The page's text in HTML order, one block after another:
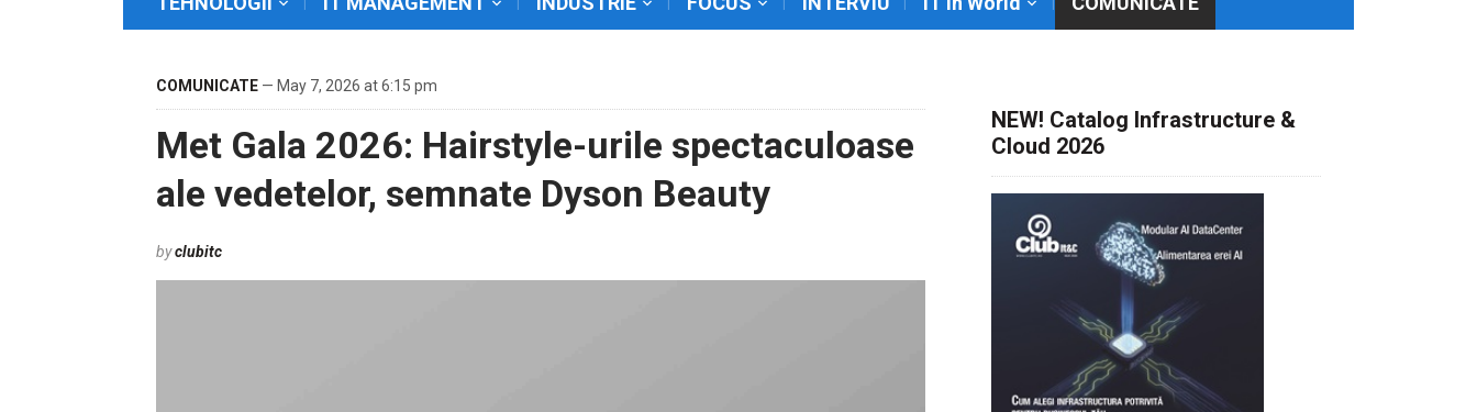
COMUNICATE — May 7, 2026 at 6:15 pm
Met Gala 2026: Hairstyle-urile spectaculoase
ale vedetelor, semnate Dyson Beauty
byclubitc
NEW! Catalog Infrastructure &
Cloud 2026